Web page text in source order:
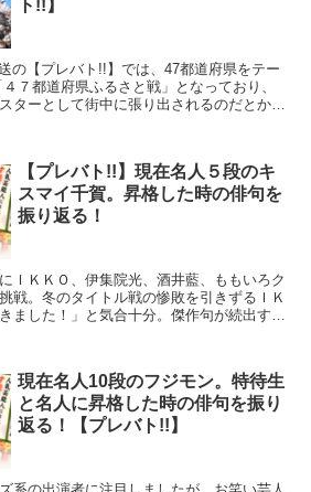
ト!!】
の【プレバト!!】では、47都道府県をテー
ターとして街中に張り出されるのだとか。
【プレバト!!】現在名人５段のキ
スマイ千賀。昇格した時の俳句を
振り返る！
ＩＫＫＯ、伊集院光、酒井藍、ももいろク
戦。冬のタイトル戦の惨敗を引きずるＩＫ
ました！」と気合十分。傑作句が続出する
現在名人10段のフジモン。特待生
と名人に昇格した時の俳句を振り
返る！【プレバト!!】